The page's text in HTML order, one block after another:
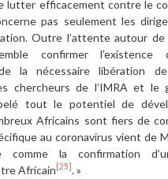
lutter efficacement contre le
pas seulement les
Outre l’attente autour
confirmer l’existence
la nécessaire libération
chercheurs de l’IMRA et le
tout le potentiel de
Africains sont fiers de
au coronavirus vient de
comme la confirmation
Africain [25] . »